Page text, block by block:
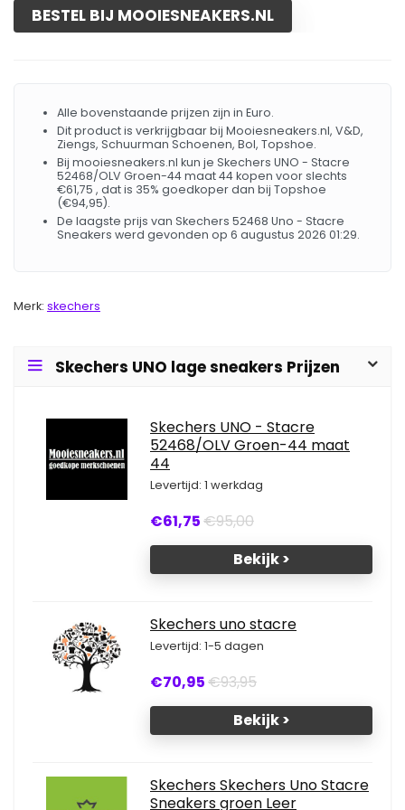
BESTEL BIJ MOOIESNEAKERS.NL
Alle bovenstaande prijzen zijn in Euro.
Dit product is verkrijgbaar bij Mooiesneakers.nl, V&D,
Ziengs, Schuurman Schoenen, Bol, Topshoe.
Bij mooiesneakers.nl kun je Skechers UNO - Stacre
52468/OLV Groen-44 maat 44 kopen voor slechts
€61,75 , dat is 35% goedkoper dan bij Topshoe
(€94,95).
De laagste prijs van Skechers 52468 Uno - Stacre
Sneakers werd gevonden op 6 augustus 2026 01:29.
Merk: skechers
Skechers UNO lage sneakers Prijzen
Skechers UNO - Stacre
52468/OLV Groen-44 maat
44
Levertijd: 1 werkdag
€61,75€95,00
Bekijk >
Skechers uno stacre
Levertijd: 1-5 dagen
€70,95€93,95
Bekijk >
Skechers Skechers Uno Stacre
Sneakers groen Leer